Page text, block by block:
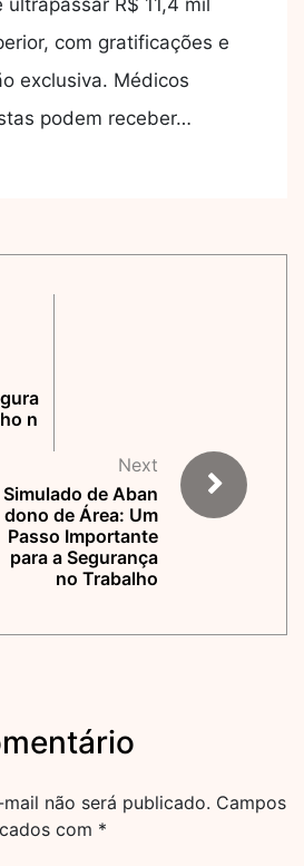
R$ 11,4 mil
com gratificações e
exclusiva. Médicos
podem receber…
n
Next
Simulado de Aban
dono de Área: Um
Passo Importante
para a Segurança
no Trabalho
não será publicado. Campos
com *